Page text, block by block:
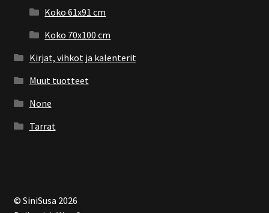
Koko 61x91 cm
Koko 70x100 cm
Kirjat, vihkot ja kalenterit
Muut tuotteet
None
Tarrat
© SiniSusa 2026